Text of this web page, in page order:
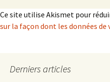
Ce site utilise Akismet pour
sur la façon dont les données
Derniers articles